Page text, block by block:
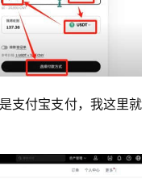
支付宝支付，我这里就